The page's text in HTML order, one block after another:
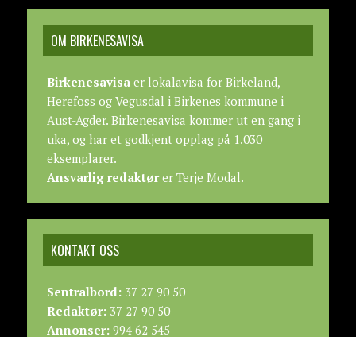
OM BIRKENESAVISA
Birkenesavisaer lokalavisa for Birkeland,
Herefoss og Vegusdal i Birkenes kommune i
Aust-Agder. Birkenesavisa kommer ut en gang i
uka, og har et godkjent opplag på 1.030
eksemplarer.
Ansvarlig redaktører Terje Modal.
KONTAKT OSS
Sentralbord:37 27 90 50
Redaktør:37 27 90 50
Annonser:994 62 545